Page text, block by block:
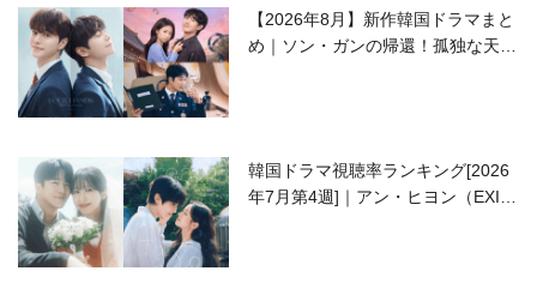
【2026年8月】新作韓国ドラマまと
め｜ソン・ガンの帰還！孤独な天才
韓国ドラマ視聴率ランキング[2026
年7月第4週]｜アン・ヒヨン（EXID